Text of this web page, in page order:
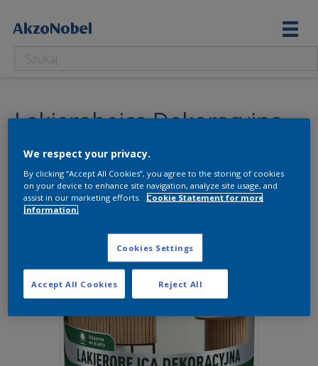
Lakierobejca Dekoracyjna
Wyświetlanie 17–17 z 17 wyników
We respect your privacy.
By clicking “Accept All Cookies”, you agree to the storing of cookies
on your device to enhance site navigation, analyze site usage, and
assist in our marketing efforts.
Cookie Statement for more
information.
Cookies Settings
Reject All
Accept All Cookies